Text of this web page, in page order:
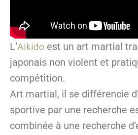
L’Aikido est un art martial
japonais non violent et
compétition.
Art martial, il se différencie
sportive par une recherche
combinée à une recherche